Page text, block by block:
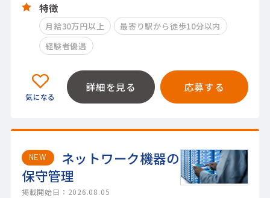
特徴
月給30万円以上
最寄り駅から徒歩10分以内
経験者優遇
詳細を見る 応募する
NEW
ネットワーク機器の
保守管理
掲載開始日：2026.08.05